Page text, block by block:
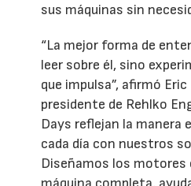
sus máquinas sin
“La mejor forma de
leer sobre él, sino
que impulsa”, afirmó
presidente de Rehlko
Days reflejan la manera
cada día con nuestros
Diseñamos los motores